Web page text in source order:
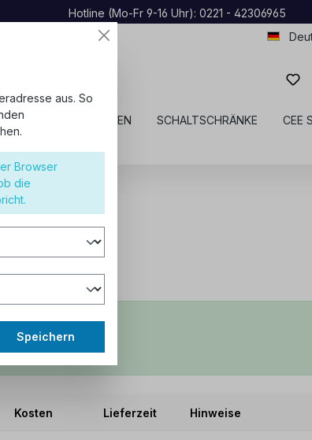
Hotline (Mo-Fr 9-16 Uhr): 0221 - 42306965
UND STECKDOSEN SCHALTSCHRÄNKE CEE
Kosten Lieferzeit Hinweise
aus. So
Browser
die
Speichern